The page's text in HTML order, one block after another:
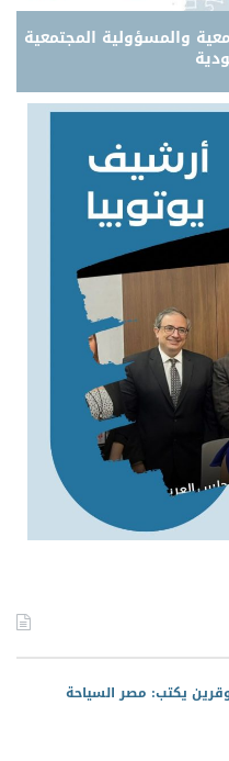
والمسؤولية المجتمعية
يكتب: مصر السياحة